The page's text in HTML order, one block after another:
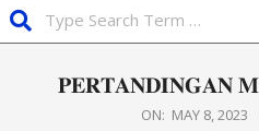
𝐏𝐄𝐑𝐓𝐀𝐍𝐃𝐈𝐍𝐆𝐀𝐍
ON: MAY 8, 2023